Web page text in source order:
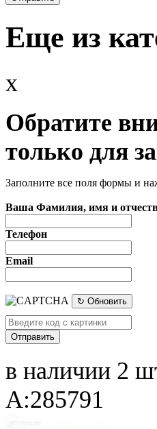
Еще из
x
Обратите
только для
Заполните все поля формы и
Ваша Фамилия, имя и
Телефон
Email
↻ Обновить
в наличии 2
A:285791